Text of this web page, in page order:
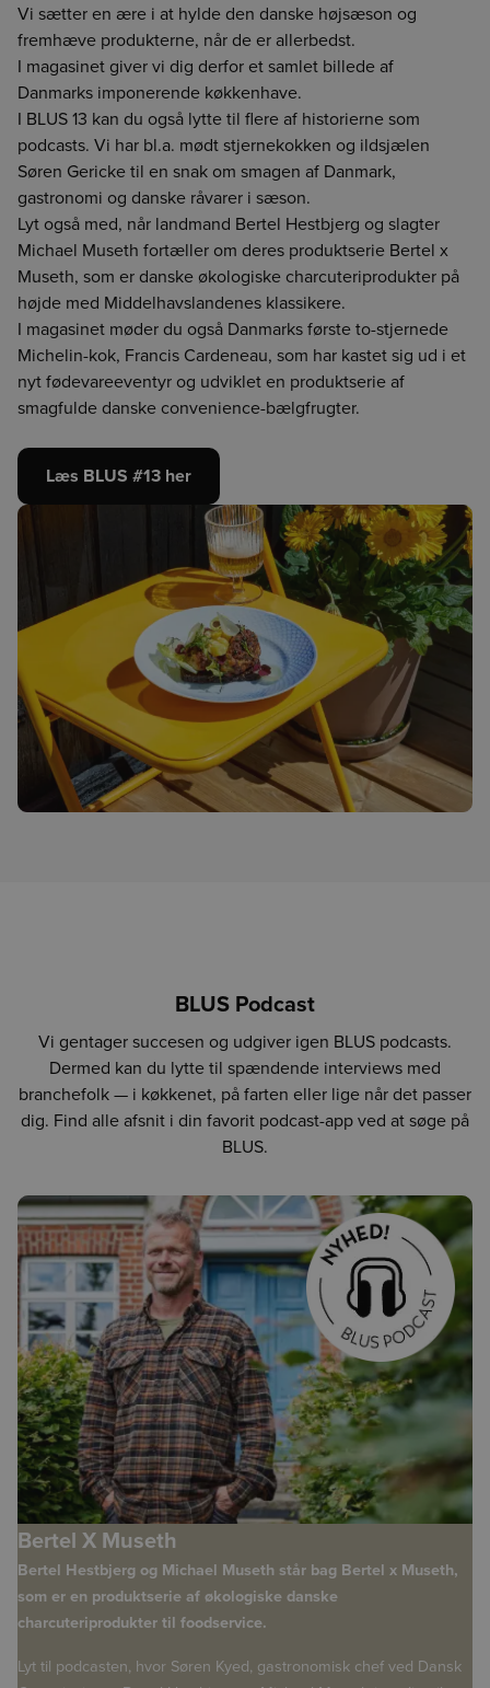
Vælg leveringsdag Luk
Vi sætter en ære i at hylde den danske højsæson og
fremhæve produkterne, når de er allerbedst.
I magasinet giver vi dig derfor et samlet billede af
Danmarks imponerende køkkenhave.
I BLUS 13 kan du også lytte til flere af historierne som
podcasts. Vi har bl.a. mødt stjernekokken og ildsjælen
Søren Gericke til en snak om smagen af Danmark,
gastronomi og danske råvarer i sæson.
Lyt også med, når landmand Bertel Hestbjerg og slagter
Michael Museth fortæller om deres produktserie Bertel x
Museth, som er danske økologiske charcuteriprodukter på
højde med Middelhavslandenes klassikere.
I magasinet møder du også Danmarks første to-stjernede
Michelin-kok, Francis Cardeneau, som har kastet sig ud i et
nyt fødevareeventyr og udviklet en produktserie af
smagfulde danske convenience-bælgfrugter.
Læs BLUS #13 her
BLUS Podcast
Vi gentager succesen og udgiver igen BLUS podcasts.
Dermed kan du lytte til spændende interviews med
branchefolk — i køkkenet, på farten eller lige når det passer
dig. Find alle afsnit i din favorit podcast-app ved at søge på
BLUS.
Bertel X Museth
Bertel Hestbjerg og Michael Museth står bag Bertel x Museth,
som er en produktserie af økologiske danske
charcuteriprodukter til foodservice.
Lyt til podcasten, hvor Søren Kyed, gastronomisk chef ved Dansk
Video med afskrift Luk
Der skete en fejl
Login udløbet
Din session er udløbet. Log ind igen for at fortsætte med at
lægge dine varer i kurven.
CO2e-beregner Luk
Værdien angiver, hvor mange kilo CO2/kuldioxid, der er
udledt ved fremskaffelse af 1 kg. drænvægt af den
pågældende råvare.
Værdien er baseret på sparsomme datakilder på området
og kan være unøjagtig. Vi håber løbende at kunne forbedre
datakvaliteten. Det er et skridt i den rigtige retning og vi
håber at kunne give dig et mere oplyst valg, når du handler
fødevarer.
Vi påtager os intet ansvar for de præsenterede data og den
efterfølgende anvendelse heraf.
Detaljevisning Luk
Vælg leveringsdag
Enhed findes ikke
Det er ikke længere muligt at lægge varen i kurven med
enheden null. Genindlæs siden for at fortsætte.
Vælg afdeling for at fortsætte
For at vise indholdet på siden skal du vælge en afdeling
BCA BCK BCS
HMR BOR
Forrige